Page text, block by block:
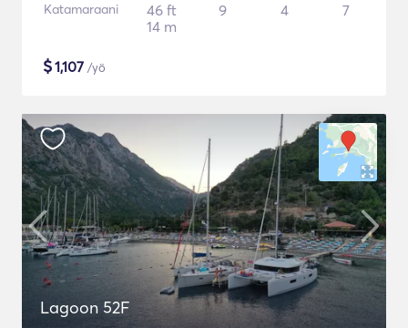
Katamaraani
46 ft
14 m
9 4 7
$1,107 /yö
Lagoon 52F